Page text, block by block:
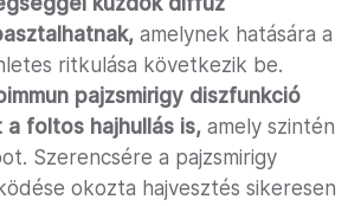
amelynek hatására a
ritkulása következik be.
pajzsmirigy diszfunkció
foltos hajhullás is, amely szintén
Szerencsére a pajzsmirigy
okozta hajvesztés sikeresen